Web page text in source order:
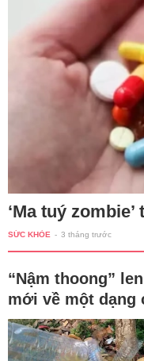
‘Ma tuý
SỨC KHỎE - 3 tháng trước
“Nậm thoong”
mới về một dạng